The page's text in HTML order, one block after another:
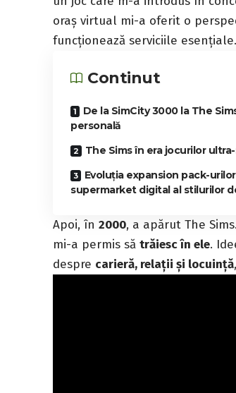
oraș virtual mi-a oferit o
funcționează serviciile esențiale.
Continut
De la SimCity 3000 la The
personală
The Sims în era jocurilor
Evoluția expansion pack-
supermarket digital al stilurilor
Apoi, în2000, a apărut The
mi-a permis sătrăiesc în ele.
despre carieră, relații și locuință